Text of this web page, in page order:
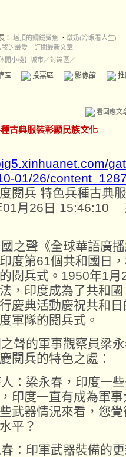
： 塔頂的鋼鐵鯊魚 、 燉奶(冷眼看人生)
我的最愛
訂閱最新文章
閒小棧】城市／討論區／
區 投票區 影像館
看回應文
古典服裝彰顯民族文化
01/26/
閱兵 特色兵種古典
01月26日 15:46:10
之聲《全球華語廣
度第61個共和國日
閱兵式。1950年1
，印度成為了共和
慶典活動慶祝共和
軍隊的閱兵式。
聲的軍事觀察員梁
閱兵的特色之處：
：梁永春，印度一
印度一直有成為軍
武器情況來看，您
平？
：印軍武器裝備的